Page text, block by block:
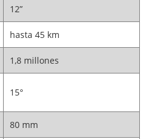
12”
hasta 45 km
1,8 millones
15°
80 mm